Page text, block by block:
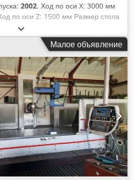
2002, Ход по оси X: 3000 мм
по оси Z: 1500 мм Размер стола
управления: TNC 430 B
шпинделя: 60–3600 об/мин
ISO 50 Подачи: мм/мин
на стол: 10 т Мощность
28 кВт Общая потребляемая
около 47 т Габаритные
3 м Система управления:
Станок имеет 6
ось C для поворота стола, а
головка». Станок оснащен
позиционным автоматическим
системой удаления стружки,
(30 000 об/мин) и 2
работы станка в режиме
Малое объявление